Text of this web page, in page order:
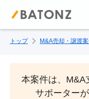
トップページ
M&A案件一覧
トップ M&A売却・譲渡
本案件は、M&A
サポーター